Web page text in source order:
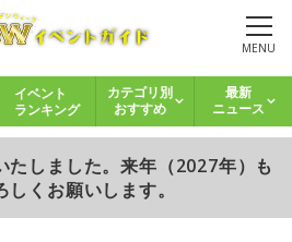
MENU
イベント
ランキング
カテゴリ別
おすすめ
最新
ニュース
たしました。来年（2027年）も
しくお願いします。